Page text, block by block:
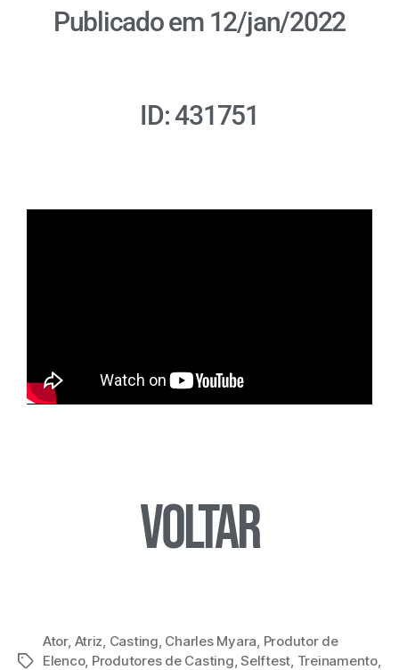
Publicado em 12/jan/2022
ID: 431751
Voltar
Ator, Atriz Casting Charles Myara Produtor de
Elenco, Produtores de Casting ,Selftest Treinamento,